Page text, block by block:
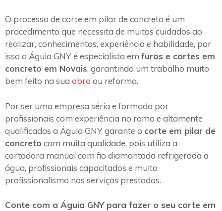
O processo de corte em pilar de concreto é um
procedimento que necessita de muitos cuidados ao
realizar, conhecimentos, experiência e habilidade, por
isso a Águia GNY é especialista em furos e cortes em
concreto em Novais, garantindo um trabalho muito
bem feito na sua obra ou reforma.
Por ser uma empresa séria e formada por
profissionais com experiência no ramo e altamente
qualificados a Águia GNY garante o corte em pilar de
concreto com muita qualidade, pois utiliza a
cortadora manual com fio diamantada refrigerada a
água, profissionais capacitados e muito
profissionalismo nos serviços prestados.
Conte com a Águia GNY para fazer o seu corte em